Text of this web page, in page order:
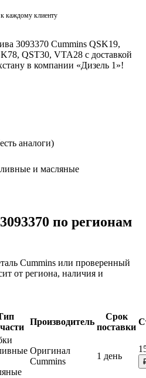
каждому клиенту
3093370 Cummins QSK19,
QST30, VTA28 с доставкой
в компании «Дизель 1»!
аналоги)
и масляные
по регионам
Cummins или проверенный
от региона, наличия и
Производитель
Срок
поставки
Оригинал
Cummins
1 день